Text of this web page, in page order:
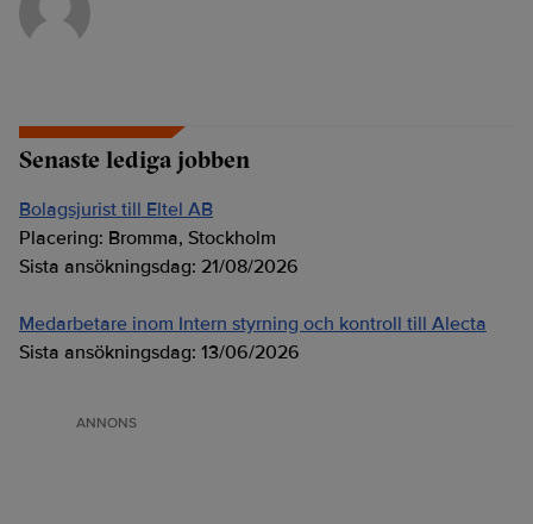
Senaste lediga jobben
Bolagsjurist till Eltel AB
Placering: Bromma, Stockholm
Sista ansökningsdag: 21/08/2026
Medarbetare inom Intern styrning och kontroll till Alecta
Sista ansökningsdag: 13/06/2026
ANNONS